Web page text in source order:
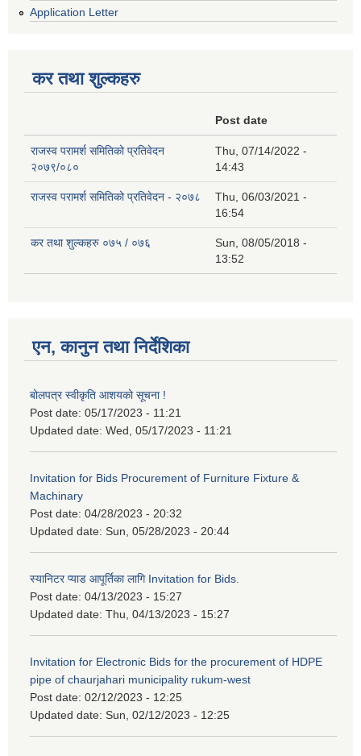
Application Letter
कर तथा शुल्कहरु
Post date
राजस्व परामर्श समितिको प्रतिवेदन
२०७९/०८०
Thu, 07/14/2022 -
14:43
राजस्व परामर्श समितिको प्रतिवेदन - २०७८
Thu, 06/03/2021 -
16:54
कर तथा शुल्कहरु ०७५ / ०७६
Sun, 08/05/2018 -
13:52
एन, कानुन तथा निर्देशिका
बोलपत्र स्वीकृति आशयको सूचना !
Post date: 05/17/2023 - 11:21
Updated date: Wed, 05/17/2023 - 11:21
Invitation for Bids Procurement of Furniture Fixture &
Machinary
Post date: 04/28/2023 - 20:32
Updated date: Sun, 05/28/2023 - 20:44
स्यानिटर प्याड आपूर्तिका लागि Invitation for Bids.
Post date: 04/13/2023 - 15:27
Updated date: Thu, 04/13/2023 - 15:27
Invitation for Electronic Bids for the procurement of HDPE
pipe of chaurjahari municipality rukum-west
Post date: 02/12/2023 - 12:25
Updated date: Sun, 02/12/2023 - 12:25